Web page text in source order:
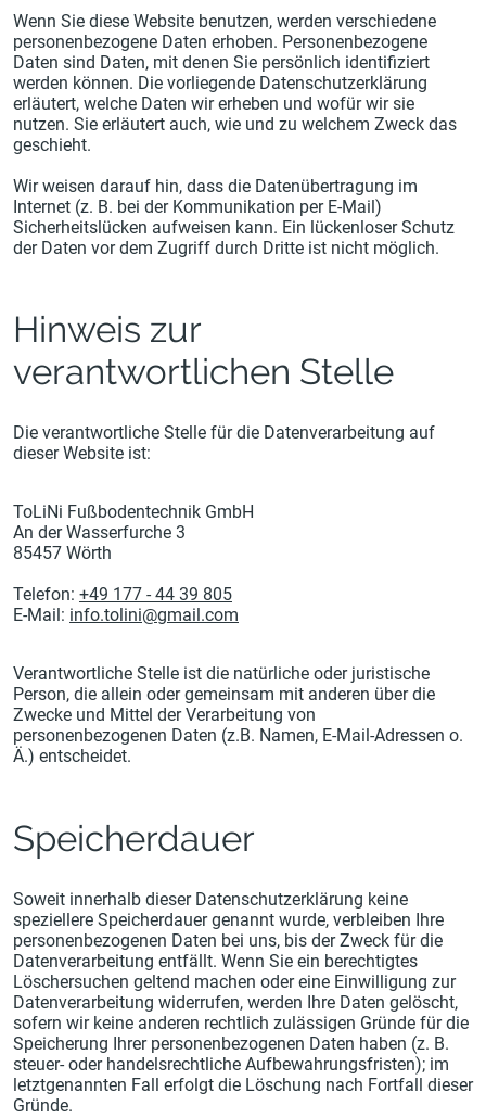
Wenn Sie diese Website benutzen, werden verschiedene
personenbezogene Daten erhoben. Personenbezogene
Daten sind Daten, mit denen Sie persönlich identifiziert
werden können. Die vorliegende Datenschutzerklärung
erläutert, welche Daten wir erheben und wofür wir sie
nutzen. Sie erläutert auch, wie und zu welchem Zweck das
geschieht.
Wir weisen darauf hin, dass die Datenübertragung im
Internet (z. B. bei der Kommunikation per E-Mail)
Sicherheitslücken aufweisen kann. Ein lückenloser Schutz
der Daten vor dem Zugriff durch Dritte ist nicht möglich.
Hinweis zur
verantwortlichen Stelle
Die verantwortliche Stelle für die Datenverarbeitung auf
dieser Website ist:
ToLiNi Fußbodentechnik GmbH
An der Wasserfurche 3
85457 Wörth
Telefon: +49 177 - 44 39 805
E-Mail: info.tolini@gmail.com
Verantwortliche Stelle ist die natürliche oder juristische
Person, die allein oder gemeinsam mit anderen über die
Zwecke und Mittel der Verarbeitung von
personenbezogenen Daten (z.B. Namen, E-Mail-Adressen o.
Ä.) entscheidet.
Speicherdauer
Soweit innerhalb dieser Datenschutzerklärung keine
speziellere Speicherdauer genannt wurde, verbleiben Ihre
personenbezogenen Daten bei uns, bis der Zweck für die
Datenverarbeitung entfällt. Wenn Sie ein berechtigtes
Löschersuchen geltend machen oder eine Einwilligung zur
Datenverarbeitung widerrufen, werden Ihre Daten gelöscht,
sofern wir keine anderen rechtlich zulässigen Gründe für die
Speicherung Ihrer personenbezogenen Daten haben (z. B.
steuer- oder handelsrechtliche Aufbewahrungsfristen); im
letztgenannten Fall erfolgt die Löschung nach Fortfall dieser
Gründe.